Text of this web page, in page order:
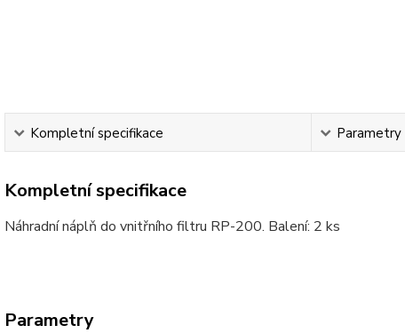
Kompletní specifikace Parametry
Kompletní specifikace
Náhradní náplň do vnitřního filtru RP-200. Balení: 2 ks
Parametry